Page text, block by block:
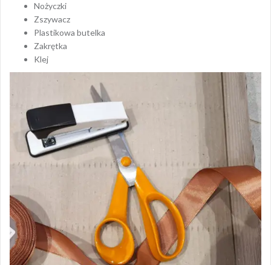
Nożyczki
Zszywacz
Plastikowa butelka
Zakrętka
Klej